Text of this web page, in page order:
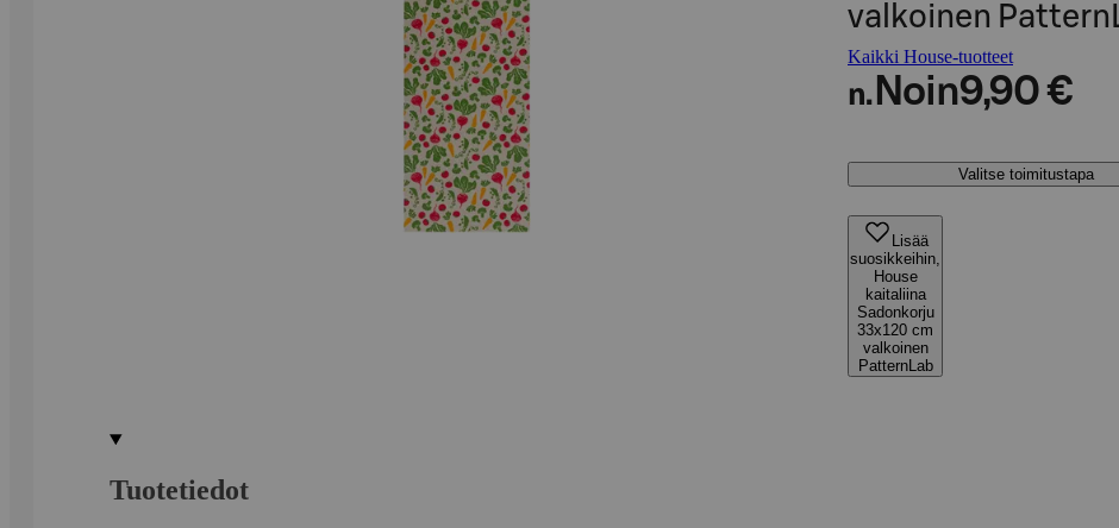
valkoinen
Kaikki House-tuotteet
n. Noin9,90 €
Valitse toimitustapa
Lisää
suosikkeihin,
House
kaitaliina
Sadonkorju
33x120 cm
valkoinen
PatternLab
Tuotetiedot